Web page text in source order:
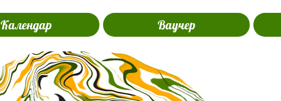
Календар Ваучер